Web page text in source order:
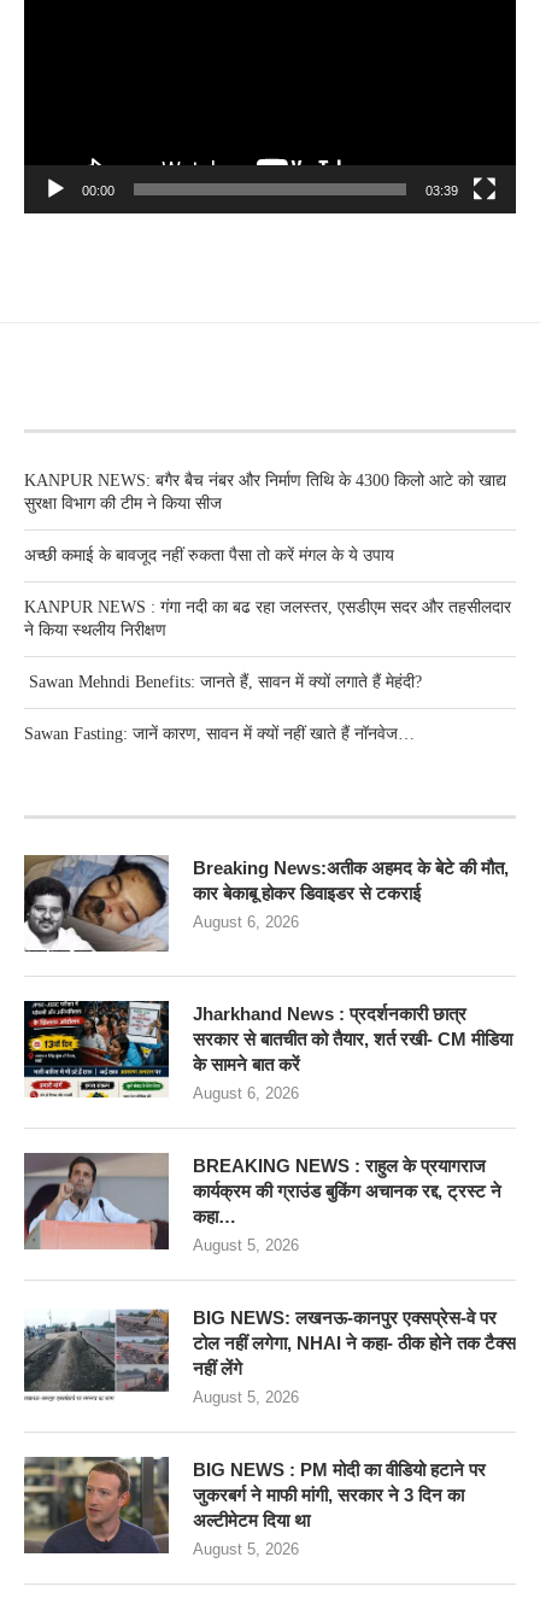
00:00 03:39
KANPUR NEWS: बगैर बैच नंबर और निर्माण तिथि के 4300 किलो आटे को खाद्य
सुरक्षा विभाग की टीम ने किया सीज
अच्छी कमाई के बावजूद नहीं रुकता पैसा तो करें मंगल के ये उपाय
KANPUR NEWS : गंगा नदी का बढ रहा जलस्तर, एसडीएम सदर और तहसीलदार
ने किया स्थलीय निरीक्षण
Sawan Mehndi Benefits: जानते हैं, सावन में क्यों लगाते हैं मेहंदी?
Sawan Fasting: जानें कारण, सावन में क्यों नहीं खाते हैं नॉनवेज…
Breaking News:अतीक अहमद के बेटे की मौत,
कार बेकाबू होकर डिवाइडर से टकराई
August 6, 2026
Jharkhand News : प्रदर्शनकारी छात्र
सरकार से बातचीत को तैयार, शर्त रखी- CM मीडिया
के सामने बात करें
August 6, 2026
BREAKING NEWS : राहुल के प्रयागराज
कार्यक्रम की ग्राउंड बुकिंग अचानक रद्द, ट्रस्ट ने
कहा…
August 5, 2026
BIG NEWS: लखनऊ-कानपुर एक्सप्रेस-वे पर
टोल नहीं लगेगा, NHAI ने कहा- ठीक होने तक टैक्स
नहीं लेंगे
August 5, 2026
BIG NEWS : PM मोदी का वीडियो हटाने पर
जुकरबर्ग ने माफी मांगी, सरकार ने 3 दिन का
अल्टीमेटम दिया था
August 5, 2026